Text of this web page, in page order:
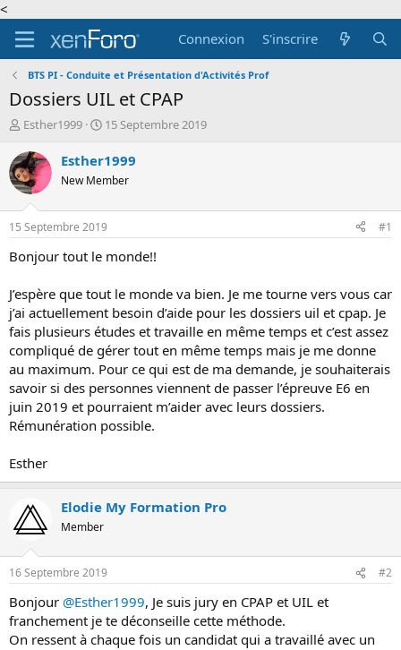
<
Connexion
S'inscrire
BTS PI - Conduite et Présentation d'Activités Prof
Dossiers UIL et CPAP
A
t
e
u
r
d
e
l
i
s
c
u
s
i
o
n
Esther1999
D
t
d
d
é
b
15 Septembre 2019
Esther1999
New Member
15 Septembre 2019 #1
Bonjour tout le monde!!
J’espère que tout le monde va bien. Je me tourne vers vous car
j’ai actuellement besoin d’aide pour les dossiers uil et cpap. Je
fais plusieurs études et travaille en même temps et c’est assez
compliqué de gérer tout en même temps mais je me donne
au maximum. Pour ce qui est de ma demande, je souhaiterais
savoir si des personnes viennent de passer l’épreuve E6 en
juin 2019 et pourraient m’aider avec leurs dossiers.
Rémunération possible.
Esther
Elodie My Formation Pro
Member
16 Septembre 2019 #2
Bonjour @Esther1999, Je suis jury en CPAP et UIL et
franchement je te déconseille cette méthode.
On ressent à chaque fois un candidat qui a travaillé avec un